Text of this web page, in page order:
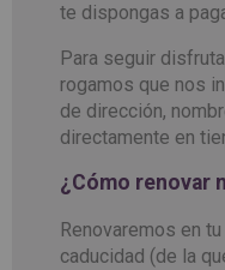
te dispongas a
Para seguir
rogamos que nos
de dirección,
directamente en
¿Cómo renovar
Renovaremos en
caducidad (de la